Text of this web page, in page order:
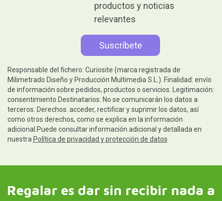
productos y noticias
relevantes
Responsable del fichero: Curiosite (marca registrada de
Milimetrado Diseño y Producción Multimedia S.L.). Finalidad: envío
de información sobre pedidos, productos o servicios. Legitimación:
consentimiento.Destinatarios: No se comunicarán los datos a
terceros. Derechos: acceder, rectificar y suprimir los datos, así
como otros derechos, como se explica en la información
adicional.Puede consultar información adicional y detallada en
nuestra Política de privacidad y protección de datos
Regalar es dar sin recibir nada a